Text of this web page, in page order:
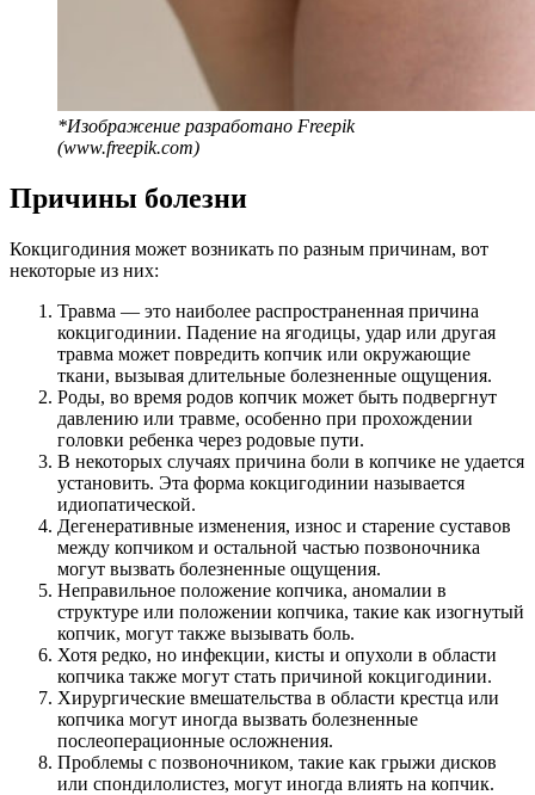
*Изображение разработано Freepik
(www.freepik.com)
Причины болезни
Кокцигодиния может возникать по разным причинам, вот
некоторые из них:
Травма — это наиболее распространенная причина
кокцигодинии. Падение на ягодицы, удар или другая
травма может повредить копчик или окружающие
ткани, вызывая длительные болезненные ощущения.
Роды, во время родов копчик может быть подвергнут
давлению или травме, особенно при прохождении
головки ребенка через родовые пути.
В некоторых случаях причина боли в копчике не удается
установить. Эта форма кокцигодинии называется
идиопатической.
Дегенеративные изменения, износ и старение суставов
между копчиком и остальной частью позвоночника
могут вызвать болезненные ощущения.
Неправильное положение копчика, аномалии в
структуре или положении копчика, такие как изогнутый
копчик, могут также вызывать боль.
Хотя редко, но инфекции, кисты и опухоли в области
копчика также могут стать причиной кокцигодинии.
Хирургические вмешательства в области крестца или
копчика могут иногда вызвать болезненные
послеоперационные осложнения.
Проблемы с позвоночником, такие как грыжи дисков
или спондилолистез, могут иногда влиять на копчик.